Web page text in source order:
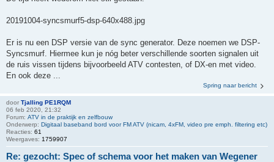
20191004-syncsmurf5-dsp-640x488.jpg
Er is nu een DSP versie van de sync generator. Deze noemen we DSP-
Syncsmurf. Hiermee kun je nóg beter verschillende soorten signalen uit
de ruis vissen tijdens bijvoorbeeld ATV contesten, of DX-en met video.
En ook deze ...
Spring naar bericht
door Tjalling PE1RQM
06 feb 2020, 21:32
Forum: ATV in de praktijk en zelfbouw
Onderwerp: Digitaal baseband bord voor FM ATV (nicam, 4xFM, video pre emph. filtering etc)
Reacties: 61
Weergaves: 1759907
Re: gezocht: Spec of schema voor het maken van Wegener